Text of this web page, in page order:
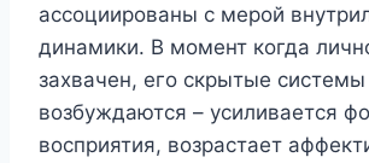
ассоциированы с мерой
динамики. В момент когда
захвачен, его скрытые системы
возбуждаются – усиливается
восприятия, возрастает